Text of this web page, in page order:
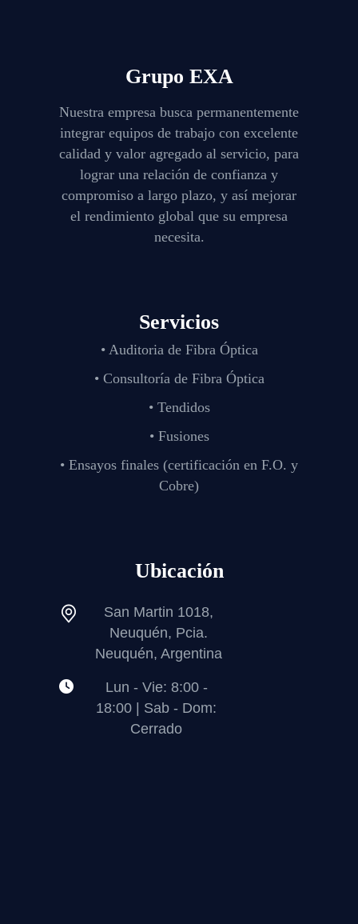
Grupo EXA
Nuestra empresa busca permanentemente
integrar equipos de trabajo con excelente
calidad y valor agregado al servicio, para
lograr una relación de confianza y
compromiso a largo plazo, y así mejorar
el rendimiento global que su empresa
necesita.
Servicios
• Auditoria de Fibra Óptica
• Consultoría de Fibra Óptica
• Tendidos
• Fusiones
• Ensayos finales (certificación en F.O. y
Cobre)
Ubicación
San Martin 1018,
Neuquén, Pcia.
Neuquén, Argentina
Lun - Vie: 8:00 -
18:00 | Sab - Dom:
Cerrado